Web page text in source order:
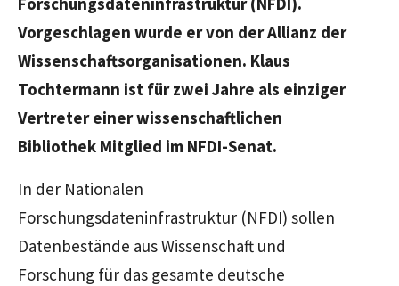
Vorgeschlagen wurde er von der Allianz der
Wissenschaftsorganisationen. Klaus
Tochtermann ist für zwei Jahre als einziger
Vertreter einer wissenschaftlichen
Bibliothek Mitglied im NFDI-Senat.
In der Nationalen
Forschungsdateninfrastruktur (NFDI) sollen
Datenbestände aus Wissenschaft und
Forschung für das gesamte deutsche